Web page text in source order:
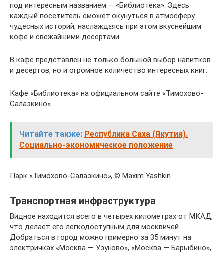
под интересным названием — «Библиотека». Здесь
каждый посетитель сможет окунуться в атмосферу
чудесных историй, наслаждаясь при этом вкуснейшим
кофе и свежайшими десертами.
В кафе представлен не только большой выбор напитков
и десертов, но и огромное количество интересных книг.
Кафе «Библиотека» на официальном сайте «Тимохово-
Салазкино»
Читайте также: Республика Саха (Якутия).
Социально-экономическое положение
Парк «Тимохово-Салазкино», © Maxim Yashkin
Транспортная инфраструктура
Видное находится всего в четырех километрах от МКАД,
что делает его легкодоступным для москвичей.
Добраться в город можно примерно за 35 минут на
электричках «Москва — Узуново», «Москва — Барыбино»,